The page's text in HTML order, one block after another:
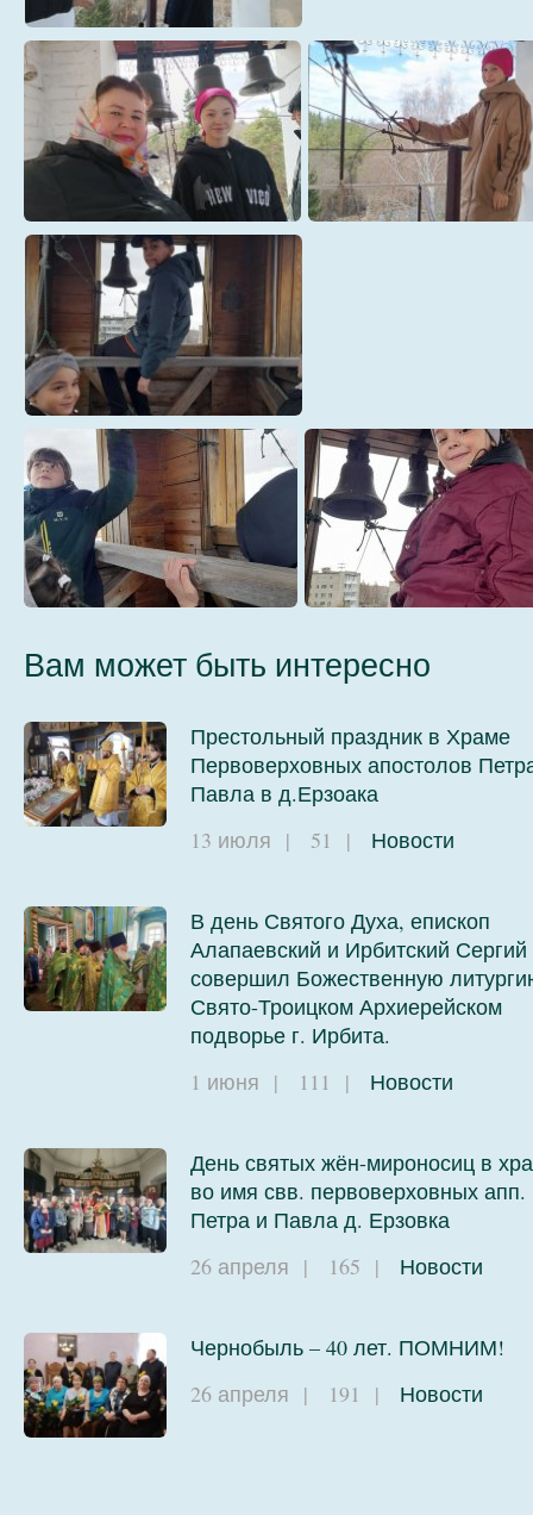
Фоминская СОШ
Кудесница (2)
Фоминская СОШ
Кудесница (3)
Храм Веры Надежды (2)
храм Веры Надежды ... храм Веры
Вам может быть интересно
Престольный праздник в Храме
Первоверховных апостолов
Павла в д.Ерзоака
13 июля | 51 | Новости
В день Святого Духа, епископ
Алапаевский и Ирбитский Сергий
совершил Божественную
Свято-Троицком Архиерейском
подворье г. Ирбита.
1 июня | 111 | Новости
День святых жён-мироносиц в
во имя свв. первоверховных апп.
Петра и Павла д. Ерзовка
26 апреля | 165 | Новости
Чернобыль – 40 лет. ПОМНИМ!
26 апреля | 191 | Новости